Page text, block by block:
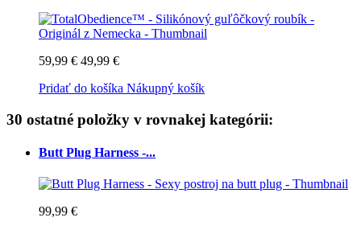
59,99 € 49,99 €
Pridať do košíka Nákupný košík
30 ostatné položky v rovnakej kategórii:
Butt Plug Harness -...
99,99 €